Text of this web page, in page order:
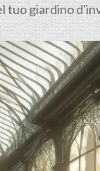
tuo giardino